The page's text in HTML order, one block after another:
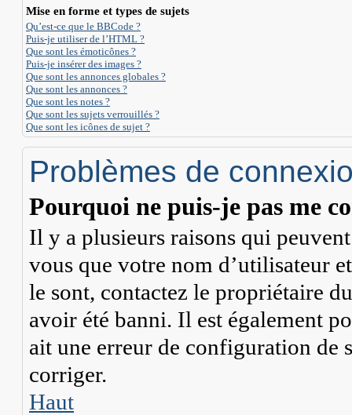
Mise en forme et types de sujets
Qu’est-ce que le BBCode ?
Puis-je utiliser de l’HTML ?
Que sont les émoticônes ?
Puis-je insérer des images ?
Que sont les annonces globales ?
Que sont les annonces ?
Que sont les notes ?
Que sont les sujets verrouillés ?
Que sont les icônes de sujet ?
Problèmes de
Pourquoi ne puis-je pas me
Il y a plusieurs raisons qui
vous que votre nom d’utilisateur
le sont, contactez le propriétaire
avoir été banni. Il est également
ait une erreur de configuration de
corriger.
Haut